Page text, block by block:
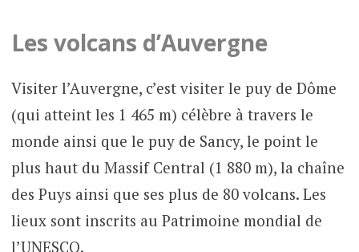
Les volcans d’Auvergne
Visiter l’Auvergne, c’est visiter le puy de Dôme
(qui atteint les 1 465 m) célèbre à travers le
monde ainsi que le puy de Sancy, le point le
plus haut du Massif Central (1 880 m), la chaîne
des Puys ainsi que ses plus de 80 volcans. Les
lieux sont inscrits au Patrimoine mondial de
l’UNESCO.